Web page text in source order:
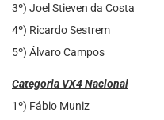
3º) Joel Stieven da Costa
4º) Ricardo Sestrem
5º) Álvaro Campos
Categoria VX4 Nacional
1º) Fábio Muniz